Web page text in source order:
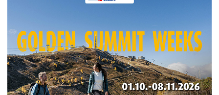
Im Tourenarchiv suchen
Region: